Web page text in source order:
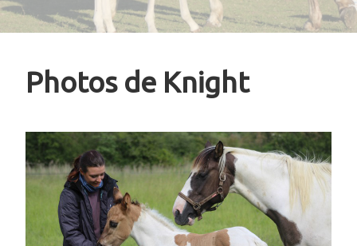
Photos de Knight